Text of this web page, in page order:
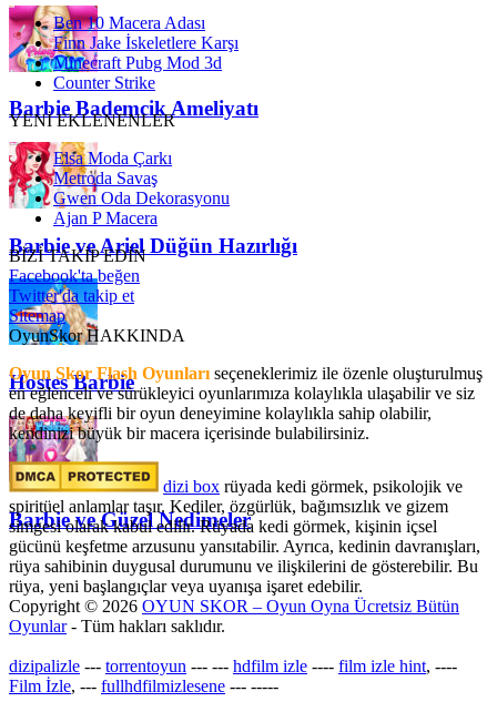
Barbie Bademcik Ameliyatı
Barbie ve Ariel Düğün Hazırlığı
Hostes Barbie
Barbie ve Güzel Nedimeler
Ben 10 Macera Adası
Finn Jake İskeletlere Karşı
Minecraft Pubg Mod 3d
Counter Strike
YENİ EKLENENLER
Elsa Moda Çarkı
Metroda Savaş
Gwen Oda Dekorasyonu
Ajan P Macera
BİZİ TAKİP EDİN
Facebook'ta beğen
Twitter'da takip et
Sitemap
OyunSkor HAKKINDA
Oyun Skor Flash Oyunları seçeneklerimiz ile özenle oluşturulmuş
en eğlenceli ve sürükleyici oyunlarımıza kolaylıkla ulaşabilir ve siz
de daha keyifli bir oyun deneyimine kolaylıkla sahip olabilir,
kendinizi büyük bir macera içerisinde bulabilirsiniz.
dizi box rüyada kedi görmek​, psikolojik ve
spiritüel anlamlar taşır. Kediler, özgürlük, bağımsızlık ve gizem
simgesi olarak kabul edilir. Rüyada kedi görmek, kişinin içsel
gücünü keşfetme arzusunu yansıtabilir. Ayrıca, kedinin davranışları,
rüya sahibinin duygusal durumunu ve ilişkilerini de gösterebilir. Bu
rüya, yeni başlangıçlar veya uyanışa işaret edebilir.
Copyright © 2026 OYUN SKOR – Oyun Oyna Ücretsiz Bütün
Oyunlar- Tüm hakları saklıdır.
dizipalizle --- torrentoyun --- --- hdfilm izle ---- film izle hint, ----
Film İzle, --- fullhdfilmizlesene --- -----